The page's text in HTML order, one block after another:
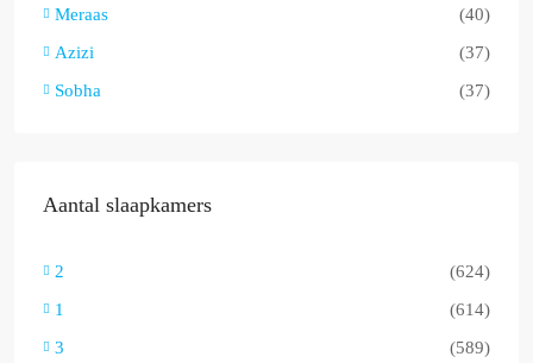
Meraas
(40)
Azizi
(37)
Sobha
(37)
Aantal slaapkamers
2
(624)
1
(614)
3
(589)